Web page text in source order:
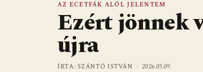
AZ ECETFÁK ALÓL JELENTEM
Ezért jönnek
újra
ÍRTA: SZÁNTÓ ISTVÁN ·2026.05.09.